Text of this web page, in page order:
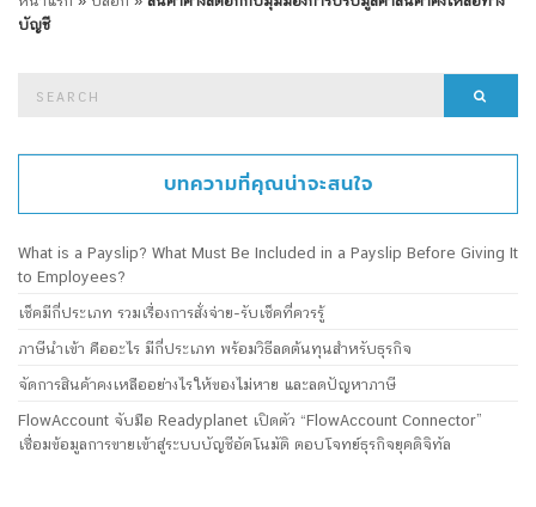
บัญชี
บทความที่คุณน่าจะสนใจ
What is a Payslip? What Must Be Included in a Payslip Before Giving It
to Employees?
เช็คมีกี่ประเภท รวมเรื่องการสั่งจ่าย-รับเช็คที่ควรรู้
ภาษีนำเข้า คืออะไร มีกี่ประเภท พร้อมวิธีลดต้นทุนสำหรับธุรกิจ
จัดการสินค้าคงเหลืออย่างไรให้ของไม่หาย และลดปัญหาภาษี
FlowAccount จับมือ Readyplanet เปิดตัว “FlowAccount Connector”
เชื่อมข้อมูลการขายเข้าสู่ระบบบัญชีอัตโนมัติ ตอบโจทย์ธุรกิจยุคดิจิทัล